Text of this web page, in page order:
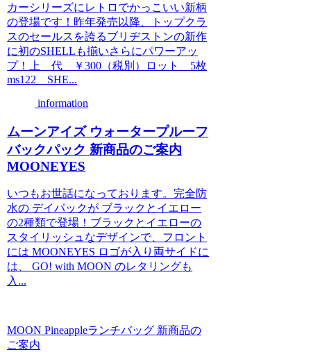
カーシリーズにレトロでかっこいい新柄
の登場です！昨年発売以降、トップクラ
スのセールスを誇るブリヂストンの新作
に初のSHELLも揃いさらにパワーアッ
プ！上 代 ￥300（税別）ロット 5枚
ms122 SHE...
information
ムーンアイズ ウォータープルーフ
バックパック 新商品のご案内
MOONEYES
いつもお世話になっております。完全防
水の デイパックが ブラックとイエロー
の2種類で登場！ブラックとイエローの
スタイリッシュなデザインで、フロント
には MOONEYES ロゴが入り両サイドに
は、 GO! with MOON のレタリングも
入...
MOON Pineappleランチバッグ 新商品の
ご案内